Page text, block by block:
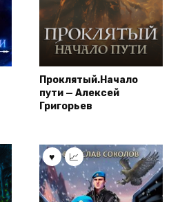
Проклятый.Начало
пути — Алексей
Григорьев